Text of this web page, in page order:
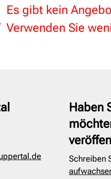
Es gibt kein
Verwenden Sie
Haben
Schreiben